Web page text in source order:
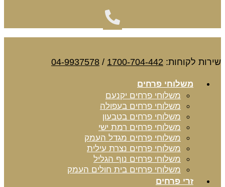
שירות לקוחות: 1700-704-442
/
04-9937578
משלוחי פרחים
משלוחי פרחים יקנעם
משלוחי פרחים בעפולה
משלוחי פרחים בטבעון
משלוחי פרחים רמת ישי
משלוחי פרחים מגדל העמק
משלוחי פרחים נצרת עילית
משלוחי פרחים נוף הגליל
משלוחי פרחים בית חולים העמק
זרי פרחים